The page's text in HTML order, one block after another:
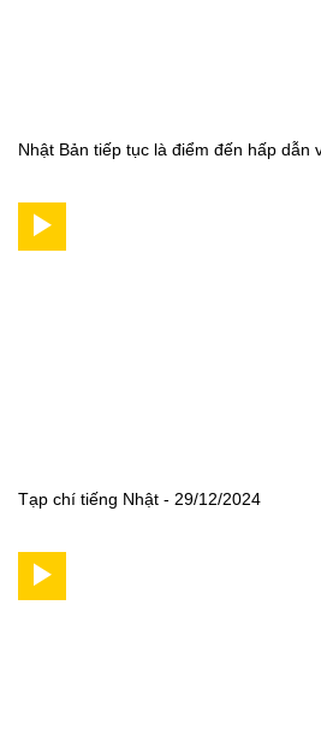
Nhật Bản tiếp tục là điểm đến hấp dẫn
Tạp chí tiếng Nhật - 29/12/2024